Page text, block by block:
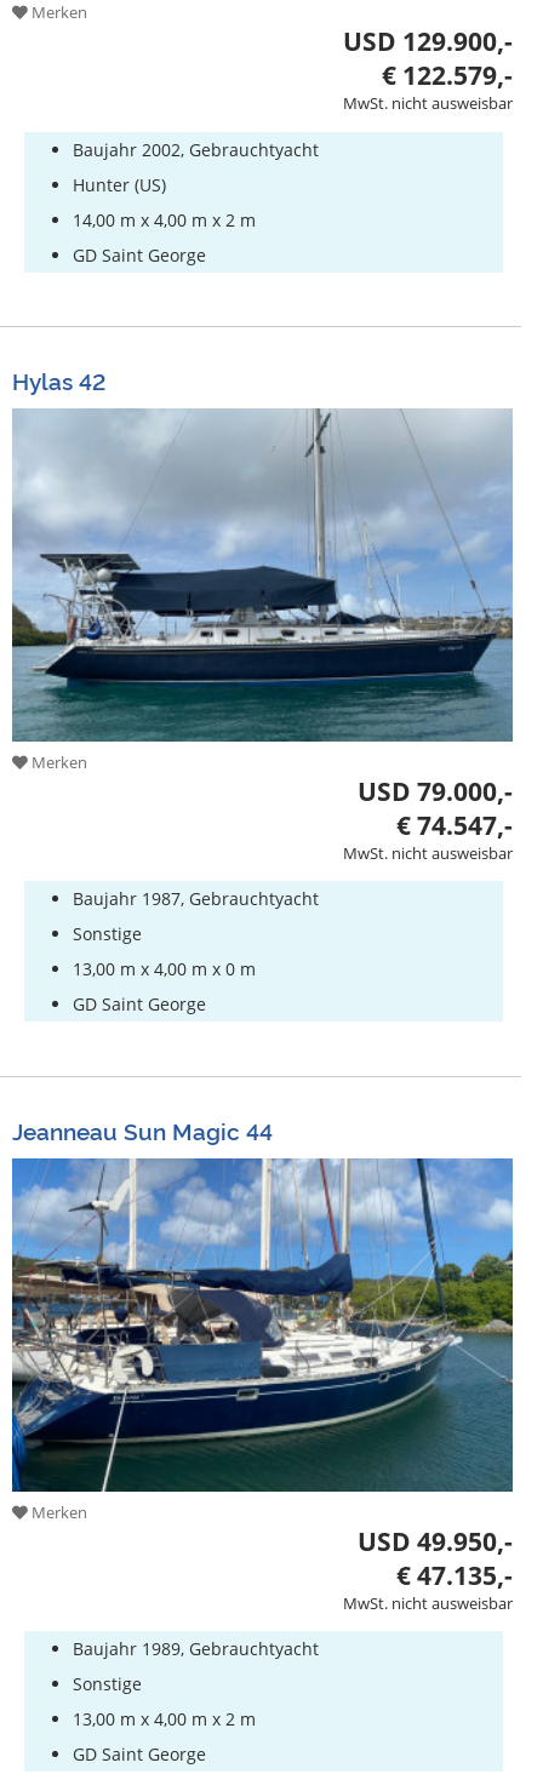
Merken
USD 129.900,-
€ 122.579,-
MwSt. nicht ausweisbar
Baujahr 2002, Gebrauchtyacht
Hunter (US)
14,00 m x 4,00 m x 2 m
GD Saint George
Hylas 42
Merken
USD 79.000,-
€ 74.547,-
MwSt. nicht ausweisbar
Baujahr 1987, Gebrauchtyacht
Sonstige
13,00 m x 4,00 m x 0 m
GD Saint George
Jeanneau Sun Magic 44
Merken
USD 49.950,-
€ 47.135,-
MwSt. nicht ausweisbar
Baujahr 1989, Gebrauchtyacht
Sonstige
13,00 m x 4,00 m x 2 m
GD Saint George